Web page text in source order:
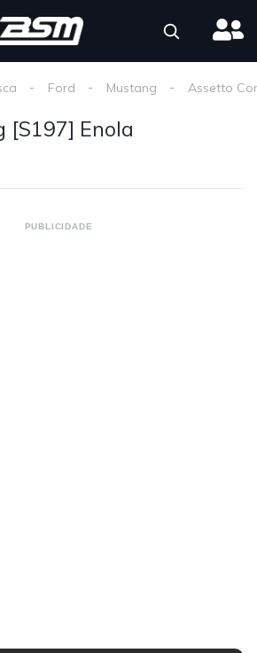
Ford Mustang Assetto
[S197] Enola
PUBLICIDADE